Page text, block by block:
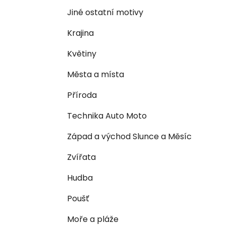
Jiné ostatní motivy
Krajina
Květiny
Města a místa
Příroda
Technika Auto Moto
Západ a východ Slunce a Měsíc
Zvířata
Hudba
Poušť
Moře a pláže